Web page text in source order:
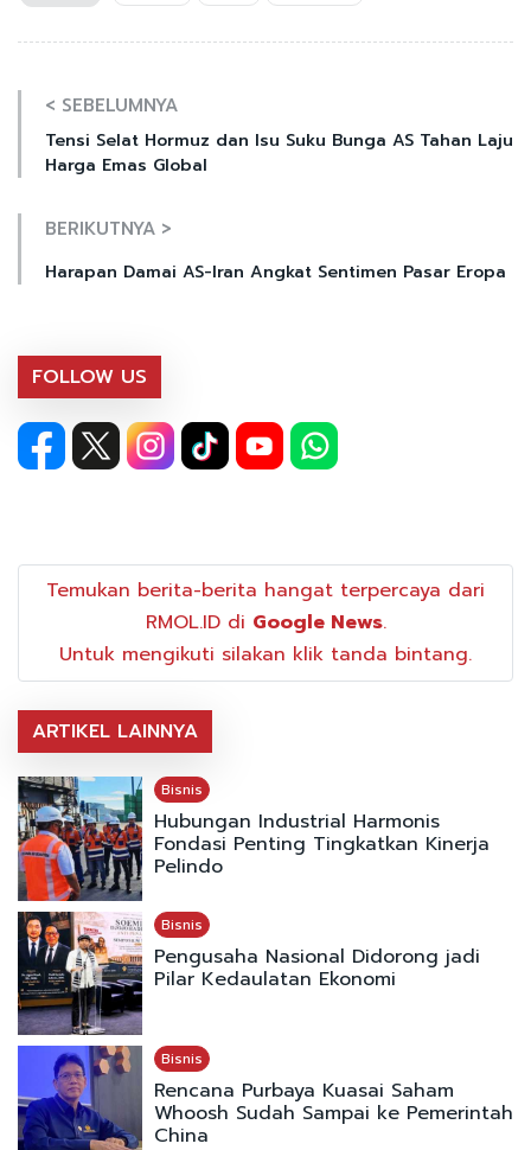
< SEBELUMNYA
Tensi Selat Hormuz dan Isu Suku Bunga AS Tahan Laju
Harga Emas Global
BERIKUTNYA >
Harapan Damai AS-Iran Angkat Sentimen Pasar Eropa
FOLLOW US
Temukan berita-berita hangat terpercaya dari
RMOL.ID di Google News.
Untuk mengikuti silakan klik tanda bintang.
ARTIKEL LAINNYA
Bisnis
Hubungan Industrial Harmonis
Fondasi Penting Tingkatkan Kinerja
Pelindo
Bisnis
Pengusaha Nasional Didorong jadi
Pilar Kedaulatan Ekonomi
Bisnis
Rencana Purbaya Kuasai Saham
Whoosh Sudah Sampai ke Pemerintah
China